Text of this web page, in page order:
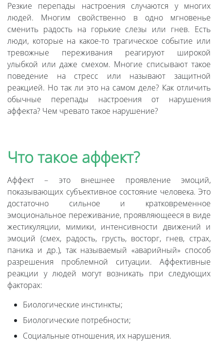
Резкие перепады настроения случаются у многих
людей. Многим свойственно в одно мгновенье
сменить радость на горькие слезы или гнев. Есть
люди, которые на какое-то трагическое событие или
тревожные переживания реагируют широкой
улыбкой или даже смехом. Многие списывают такое
поведение на стресс или называют защитной
реакцией. Но так ли это на самом деле? Как отличить
обычные перепады настроения от нарушения
аффекта? Чем чревато такое нарушение?
Что такое аффект?
Аффект – это внешнее проявление эмоций,
показывающих субъективное состояние человека. Это
достаточно сильное и кратковременное
эмоциональное переживание, проявляющееся в виде
жестикуляции, мимики, интенсивности движений и
эмоций (смех, радость, грусть, восторг, гнев, страх,
паника и др.), так называемый «аварийный» способ
разрешения проблемной ситуации. Аффективные
реакции у людей могут возникать при следующих
факторах:
Биологические инстинкты;
Биологические потребности;
Социальные отношения, их нарушения.